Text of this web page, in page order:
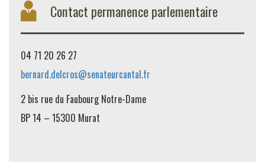
Contact permanence parlementaire
04 71 20 26 27
bernard.delcros@senateurcantal.fr
2 bis rue du Faubourg Notre-Dame
BP 14 – 15300 Murat